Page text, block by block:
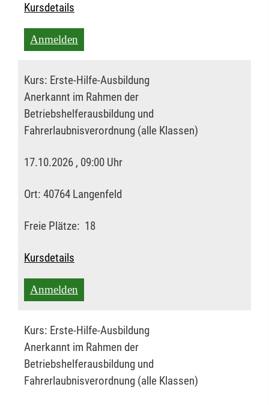
Kursdetails
Anmelden
Kurs: Erste-Hilfe-Ausbildung
Anerkannt im Rahmen der
Betriebshelferausbildung und
Fahrerlaubnisverordnung (alle Klassen)
17.10.2026 , 09:00 Uhr
Ort: 40764 Langenfeld
Freie Plätze: 18
Kursdetails
Anmelden
Kurs: Erste-Hilfe-Ausbildung
Anerkannt im Rahmen der
Betriebshelferausbildung und
Fahrerlaubnisverordnung (alle Klassen)